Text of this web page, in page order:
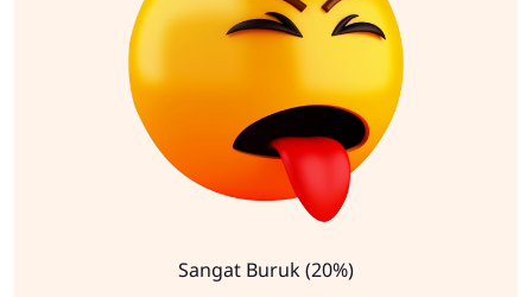
Sangat Buruk (20%)